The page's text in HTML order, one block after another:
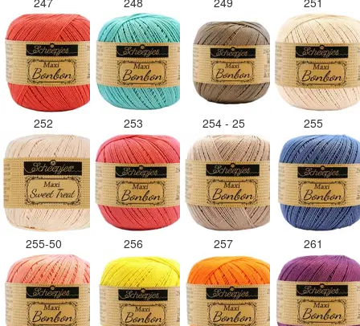
252 253 254 - 25 255
255-50 256 257 261